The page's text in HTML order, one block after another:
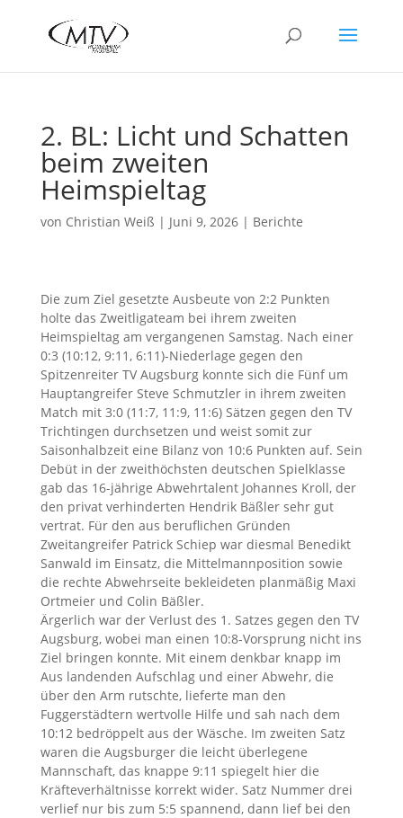
2. BL: Licht und Schatten
beim zweiten
Heimspieltag
von Christian Weiß | Juni 9, 2026| Berichte
Die zum Ziel gesetzte Ausbeute von 2:2 Punkten
holte das Zweitligateam bei ihrem zweiten
Heimspieltag am vergangenen Samstag. Nach einer
0:3 (10:12, 9:11, 6:11)-Niederlage gegen den
Spitzenreiter TV Augsburg konnte sich die Fünf um
Hauptangreifer Steve Schmutzler in ihrem zweiten
Match mit 3:0 (11:7, 11:9, 11:6) Sätzen gegen den TV
Trichtingen durchsetzen und weist somit zur
Saisonhalbzeit eine Bilanz von 10:6 Punkten auf. Sein
Debüt in der zweithöchsten deutschen Spielklasse
gab das 16-jährige Abwehrtalent Johannes Kroll, der
den privat verhinderten Hendrik Bäßler sehr gut
vertrat. Für den aus beruflichen Gründen
Zweitangreifer Patrick Schiep war diesmal Benedikt
Sanwald im Einsatz, die Mittelmannposition sowie
die rechte Abwehrseite bekleideten planmäßig Maxi
Ortmeier und Colin Bäßler.
Ärgerlich war der Verlust des 1. Satzes gegen den TV
Augsburg, wobei man einen 10:8-Vorsprung nicht ins
Ziel bringen konnte. Mit einem denkbar knapp im
Aus landenden Aufschlag und einer Abwehr, die
über den Arm rutschte, lieferte man den
Fuggerstädtern wertvolle Hilfe und sah nach dem
10:12 bedröppelt aus der Wäsche. Im zweiten Satz
waren die Augsburger die leicht überlegene
Mannschaft, das knappe 9:11 spiegelt hier die
Kräfteverhältnisse korrekt wider. Satz Nummer drei
verlief nur bis zum 5:5 spannend, dann lief bei den